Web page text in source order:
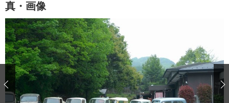
中国
九州
注目の記事
ショップレポート 愛車 File
自動車豆知識 ストップ！不具合修理＆粗悪修理
ディテイリング
ディテイリング 洗車
鈑金・塗装
真・画像